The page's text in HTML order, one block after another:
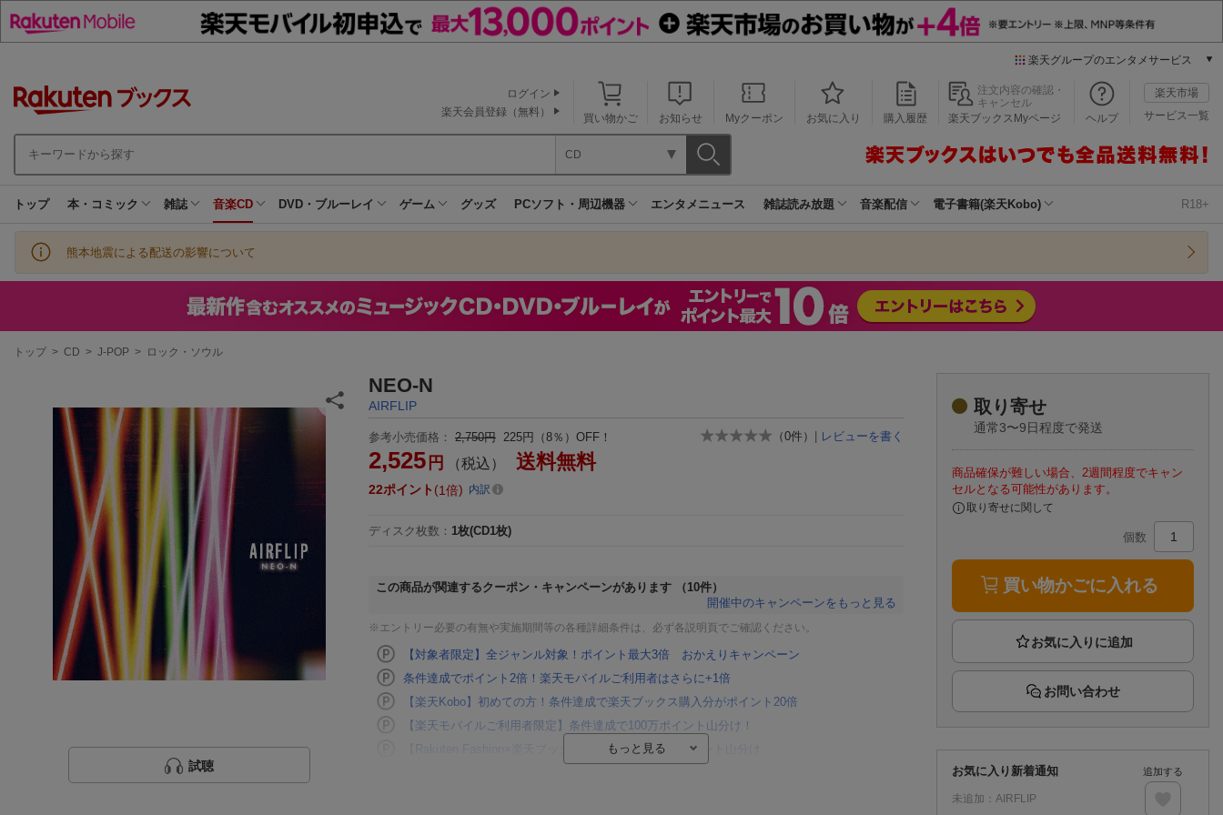
楽天グループのエンタメサービス
本/ゲーム/CD/DVD
楽天ブックス
楽天Kobo
エンタメニュース
推し楽
買い物かご お知らせ Myクーポン お気に入り 購入履歴
注文内容の確認・
キャンセル
楽天ブックスMyページ
ヘルプ
楽天市場
サービス一覧
ログイン
楽天会員登録（無料）
CD
トップ 本・コミック 雑誌 音楽CD DVD・ブルーレイ ゲーム グッズ PCソフト・周辺機器 エンタメニュース 雑誌読み放題 音楽配信 電子書籍(楽天Kobo) R18+
熊本地震による配送の影響について
現
トップ > CD > J-POP > ロック・ソウル
試聴
NEO-N
AIRFLIP
（0件） | レビューを書く
参考小売価格： 2,750円 225円（8％）OFF！
2,525 円 （税込） 送料無料
22ポイント 1倍 内訳
ディスク枚数 ： 1枚(CD1枚)
この商品が関連するクーポン・キャンペーンがあります
（10件）
開催中のキャンペーンをもっと見る
※エントリー必要の有無や実施期間等の各種詳細条件は、必ず各説明頁でご確認ください。
【対象者限定】全ジャンル対象！ポイント最大3倍 おかえりキャンペーン
条件達成でポイント2倍！楽天モバイルご利用者はさらに+1倍
【楽天Kobo】初めての方！条件達成で楽天ブックス購入分がポイント20倍
【楽天モバイルご利用者限定】条件達成で100万ポイント山分け！
【Rakuten Fashion×楽天ブックス】条件達成で10万ポイント山分け
取り寄せ
通常3〜9日程度で発送
商品確保が難しい場合、2週間程度でキャン
セルとなる可能性があります。
取り寄せに関して
個数
買い物かごに入れる
お問い合わせ
お気に入り新着通知
未追加： AIRFLIP
追加する